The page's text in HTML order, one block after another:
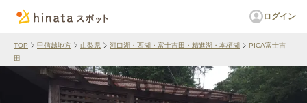
ログイン
TOP 甲信越地方 山梨県 河口湖・西湖・富士吉田・精進湖・本栖湖
PICA富士吉
田